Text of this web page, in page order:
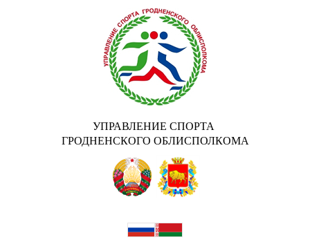
УПРАВЛЕНИЕ СПОРТА
ГРОДНЕНСКОГО ОБЛИСПОЛКОМА